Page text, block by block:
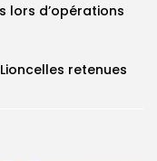
lors d’opérations
retenues